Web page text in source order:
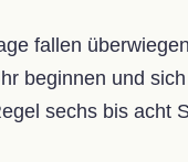
fallen
beginnen und
sechs bis acht